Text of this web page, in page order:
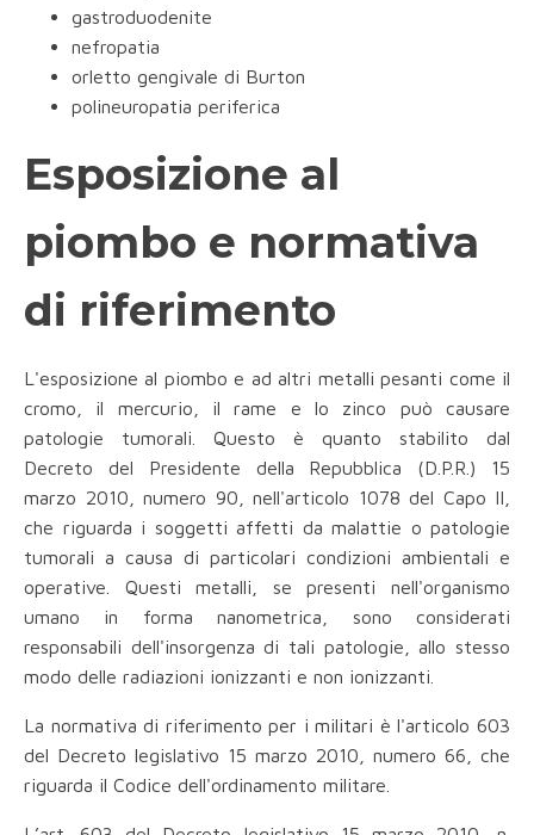
gastroduodenite
nefropatia
orletto gengivale di Burton
polineuropatia periferica
Esposizione al
piombo e normativa
di riferimento
L'esposizione al piombo e ad altri metalli pesanti come il
cromo, il mercurio, il rame e lo zinco può causare
patologie tumorali. Questo è quanto stabilito dal
Decreto del Presidente della Repubblica (D.P.R.) 15
marzo 2010, numero 90, nell'articolo 1078 del Capo II,
che riguarda i soggetti affetti da malattie o patologie
tumorali a causa di particolari condizioni ambientali e
operative. Questi metalli, se presenti nell'organismo
umano in forma nanometrica, sono considerati
responsabili dell'insorgenza di tali patologie, allo stesso
modo delle radiazioni ionizzanti e non ionizzanti.
La normativa di riferimento per i militari è l'articolo 603
del Decreto legislativo 15 marzo 2010, numero 66, che
riguarda il Codice dell'ordinamento militare.